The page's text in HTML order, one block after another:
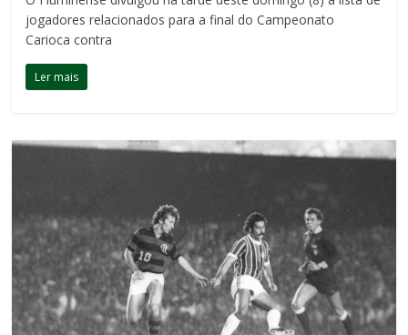
jogadores relacionados para a final do Campeonato
Carioca contra
Ler mais